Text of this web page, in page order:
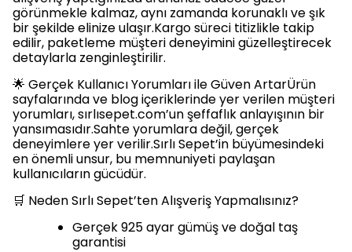
görünmekle kalmaz, aynı zamanda korunaklı ve şık
bir şekilde elinize ulaşır.Kargo süreci titizlikle takip
edilir, paketleme müşteri deneyimini güzelleştirecek
detaylarla zenginleştirilir.
🌟 Gerçek Kullanıcı Yorumları ile Güven ArtarÜrün
sayfalarında ve blog içeriklerinde yer verilen müşteri
yorumları, sırlısepet.com’un şeffaflık anlayışının bir
yansımasıdır.Sahte yorumlara değil, gerçek
deneyimlere yer verilir.Sırlı Sepet’in büyümesindeki
en önemli unsur, bu memnuniyeti paylaşan
kullanıcıların gücüdür.
🛒 Neden Sırlı Sepet’ten Alışveriş Yapmalısınız?
Gerçek 925 ayar gümüş ve doğal taş
garantisi